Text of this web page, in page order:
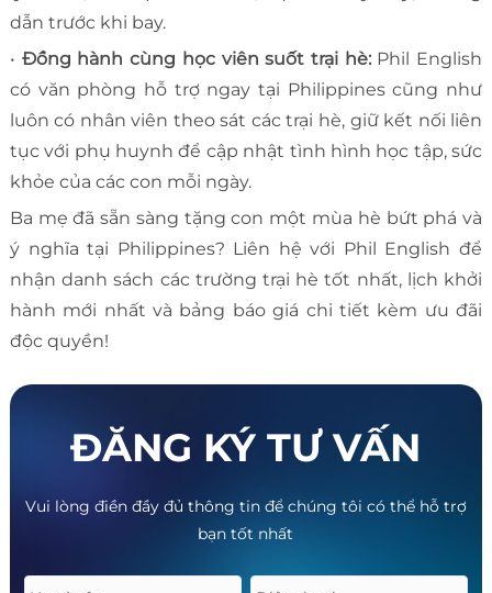
dẫn trước khi bay.
• Đồng hành cùng học viên suốt trại hè:Phil English
có văn phòng hỗ trợ ngay tại Philippines cũng như
luôn có nhân viên theo sát các trại hè, giữ kết nối liên
tục với phụ huynh để cập nhật tình hình học tập, sức
khỏe của các con mỗi ngày.
Ba mẹ đã sẵn sàng tặng con một mùa hè bứt phá và
ý nghĩa tại Philippines? Liên hệ với Phil English để
nhận danh sách các trường trại hè tốt nhất, lịch khởi
hành mới nhất và bảng báo giá chi tiết kèm ưu đãi
độc quyền!
ĐĂNG KÝ TƯ VẤN
Vui lòng điền đầy đủ thông tin để chúng tôi có thể hỗ trợ
bạn tốt nhất